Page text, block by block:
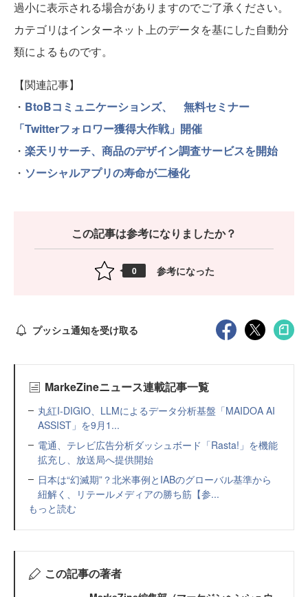
過小に表示される場合がありますのでご了承ください。
カテゴリはインターネット上のデータを基にした自動分
類によるものです。
【関連記事】
・ BtoBコミュニケーションズ、 無料セミナー
「Twitterフォロワー獲得大作戦」開催
・ 楽天リサーチ、商品のデザイン調査サービスを開始
・ ソーシャルアプリの寿命が二極化
この記事は参考になりましたか？
0 参考になった
プッシュ通知を受け取る
MarkeZineニュース連載記事一覧
丸紅I-DIGIO、LLMによるデータ分析基盤「MAIDOA AI
ASSIST」を9月1...
電通、テレビ広告分析ダッシュボード「Rasta!」を機能
拡充し、放送局へ提供開始
日本は“幻滅期”？北米事例とIABのグローバル基準から
紐解く、リテールメディアの勝ち筋【参...
もっと読む
この記事の著者